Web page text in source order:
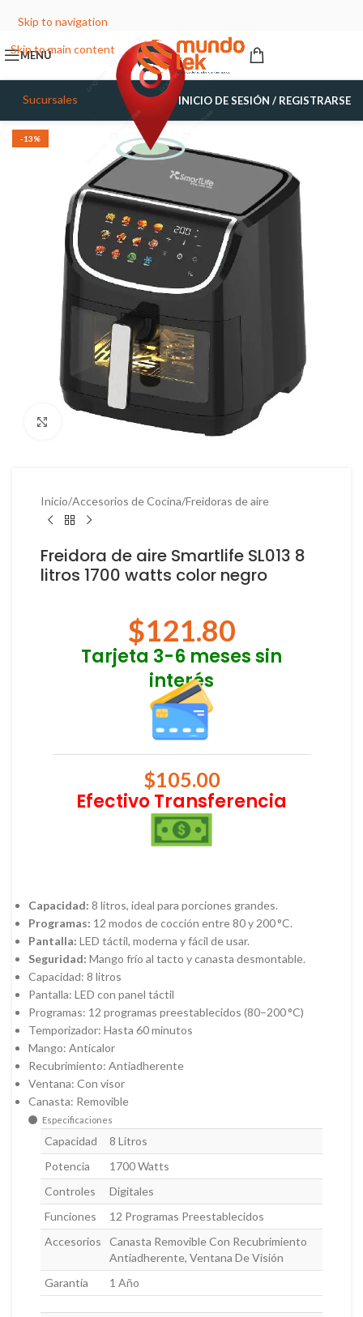
Skip to navigation
Skip to main content
MENÚ
Sucursales INICIO DE SESIÓN / REGISTRARSE
-13%
Haga Click para agrandar
Inicio/Accesorios de Cocina/Freidoras de aire
Freidora de aire Smartlife SL013 8
litros 1700 watts color negro
$121.80
Tarjeta 3-6 meses sin
interés
$105.00
Efectivo Transferencia
Capacidad: 8 litros, ideal para porciones grandes.
Programas: 12 modos de cocción entre 80 y 200 °C.
Pantalla: LED táctil, moderna y fácil de usar.
Seguridad: Mango frío al tacto y canasta desmontable.
Capacidad: 8 litros
Pantalla: LED con panel táctil
Programas: 12 programas preestablecidos (80–200 °C)
Temporizador: Hasta 60 minutos
Mango: Anticalor
Recubrimiento: Antiadherente
Ventana: Con visor
Canasta: Removible
Especificaciones
Capacidad
8 Litros
Potencia
1700 Watts
Controles
Digitales
Funciones
12 Programas Preestablecidos
Accesorios
Canasta Removible Con Recubrimiento
Antiadherente, Ventana De Visión
Garantía
1 Año